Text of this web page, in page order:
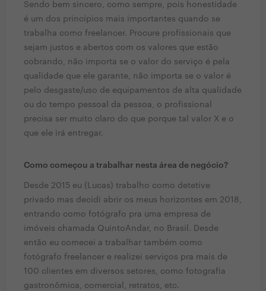
Sendo bem sincero, como sempre, pois honestidade
é um dos princípios mais importantes quando se
trabalha como freelancer. Procure profissionais que
sejam justos e abertos com os valores que estão
cobrando, não importa se o valor do serviço é pela
qualidade que ele garante, não importa se o valor é
pelo desgaste/uso de equipamentos de alta qualidade
ou do tempo pessoal da pessoa, o profissional
precisa ser muito claro do que porque tal valor X e o
que ele irá entregar.
Como começou a trabalhar nesta área de negócio?
Desde 2015 eu (Lucas) trabalho como detetive
privado mas decidi abrir os meus horizontes em 2018,
entrando como fotógrafo pra uma empresa de
imóveis chamada QuintoAndar, no Brasil. Desde
então eu comecei a trabalhar também como
fotógrafo freelancer e realizei serviços pra mais de
100 clientes em diversos setores, como fotografia
gastronômica, comercial, retratos, etc.